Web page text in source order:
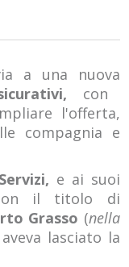
a una nuova
con
l'offerta,
compagnia e
e ai suoi
il titolo di
Grasso (nella
lasciato la